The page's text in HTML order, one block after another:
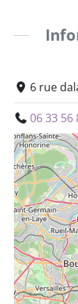
6 rue
06 33 56